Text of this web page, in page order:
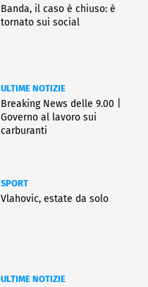
Banda, il caso è chiuso: è
tornato sui social
ULTIME NOTIZIE
Breaking News delle 9.00 |
Governo al lavoro sui
carburanti
SPORT
Vlahovic, estate da solo
ULTIME NOTIZIE